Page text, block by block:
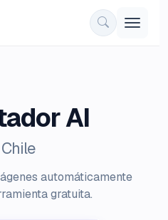
AI
automáticamente
gratuita.